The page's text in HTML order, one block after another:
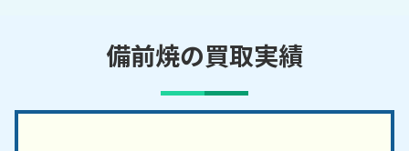
備前焼の買取実績